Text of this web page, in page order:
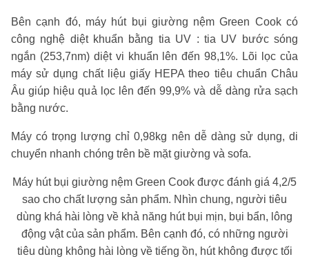
Bên cạnh đó, máy hút bụi giường nệm Green Cook có
công nghệ diệt khuẩn bằng tia UV : tia UV bước sóng
ngắn (253,7nm) diệt vi khuẩn lên đến 98,1%. Lõi lọc của
máy sử dụng chất liệu giấy HEPA theo tiêu chuẩn Châu
Âu giúp hiệu quả lọc lên đến 99,9% và dễ dàng rửa sạch
bằng nước.
Máy có trọng lượng chỉ 0,98kg nên dễ dàng sử dụng, di
chuyển nhanh chóng trên bề mặt giường và sofa.
Máy hút bụi giường nệm Green Cook được đánh giá 4,2/5
sao cho chất lượng sản phẩm. Nhìn chung, người tiêu
dùng khá hài lòng về khả năng hút bụi mịn, bụi bẩn, lông
động vật của sản phẩm. Bên cạnh đó, có những người
tiêu dùng không hài lòng về tiếng ồn, hút không được tối